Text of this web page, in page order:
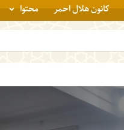
کانون هلال احمر محتوا